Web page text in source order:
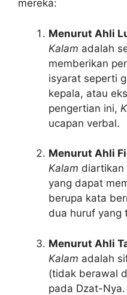
mereka:
Menurut Ahli
Kalam adalah
memberikan
isyarat seperti
kepala, atau
pengertian ini,
ucapan verbal.
Menurut Ahli
Kalam diartikan
yang dapat
berupa kata
dua huruf yang
Menurut Ahli
Kalam adalah
(tidak berawal
pada Dzat-Nya.